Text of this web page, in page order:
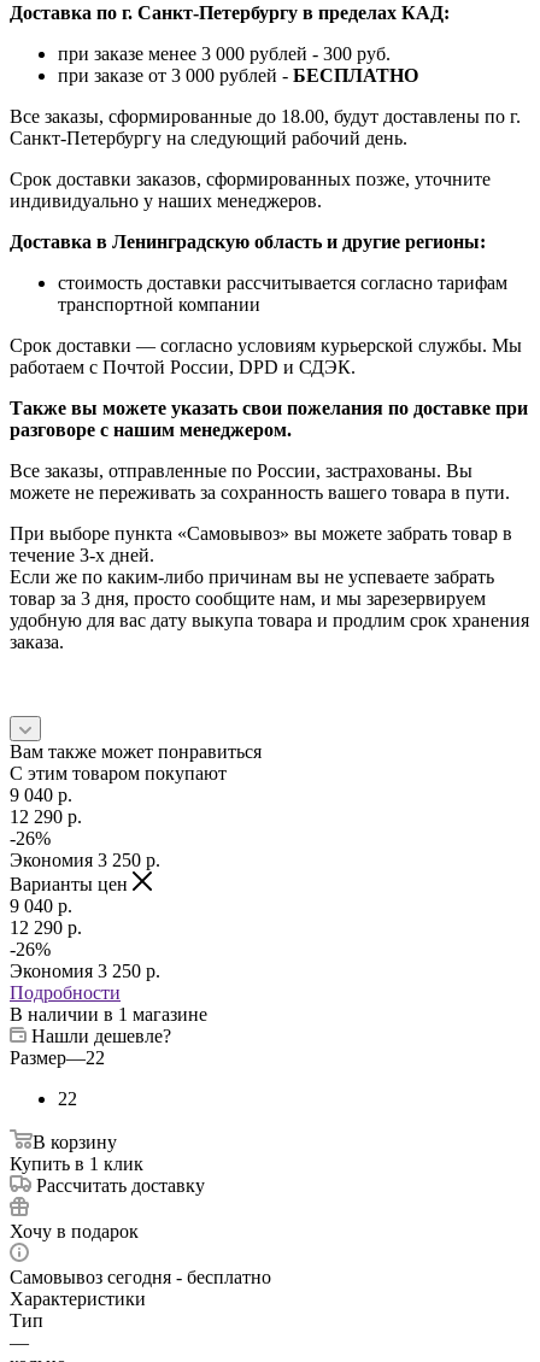
Доставка по г. Санкт-Петербургу в пределах КАД:
при заказе менее 3 000 рублей - 300 руб.
при заказе от 3 000 рублей - БЕСПЛАТНО
Все заказы, сформированные до 18.00, будут доставлены по г.
Санкт-Петербургу на следующий рабочий день.
Срок доставки заказов, сформированных позже, уточните
индивидуально у наших менеджеров.
Доставка в Ленинградскую область и другие регионы:
стоимость доставки рассчитывается согласно тарифам
транспортной компании
Срок доставки — согласно условиям курьерской службы. Мы
работаем с Почтой России, DPD и СДЭК.
Также вы можете указать свои пожелания по доставке при
разговоре с нашим менеджером.
Все заказы, отправленные по России, застрахованы. Вы
можете не переживать за сохранность вашего товара в пути.
При выборе пункта «Самовывоз» вы можете забрать товар в
течение 3-х дней.
Если же по каким-либо причинам вы не успеваете забрать
товар за 3 дня, просто сообщите нам, и мы зарезервируем
удобную для вас дату выкупа товара и продлим срок хранения
заказа.
Вам также может понравиться
С этим товаром покупают
9 040 p.
12 290 p.
-26%
Экономия 3 250 p.
Варианты цен
9 040 p.
12 290 p.
-26%
Экономия 3 250 p.
Подробности
В наличии в 1 магазине
Нашли дешевле?
Размер—22
22
В корзину
Купить в 1 клик
Рассчитать доставку
Хочу в подарок
Самовывоз сегодня - бесплатно
Характеристики
Тип
—